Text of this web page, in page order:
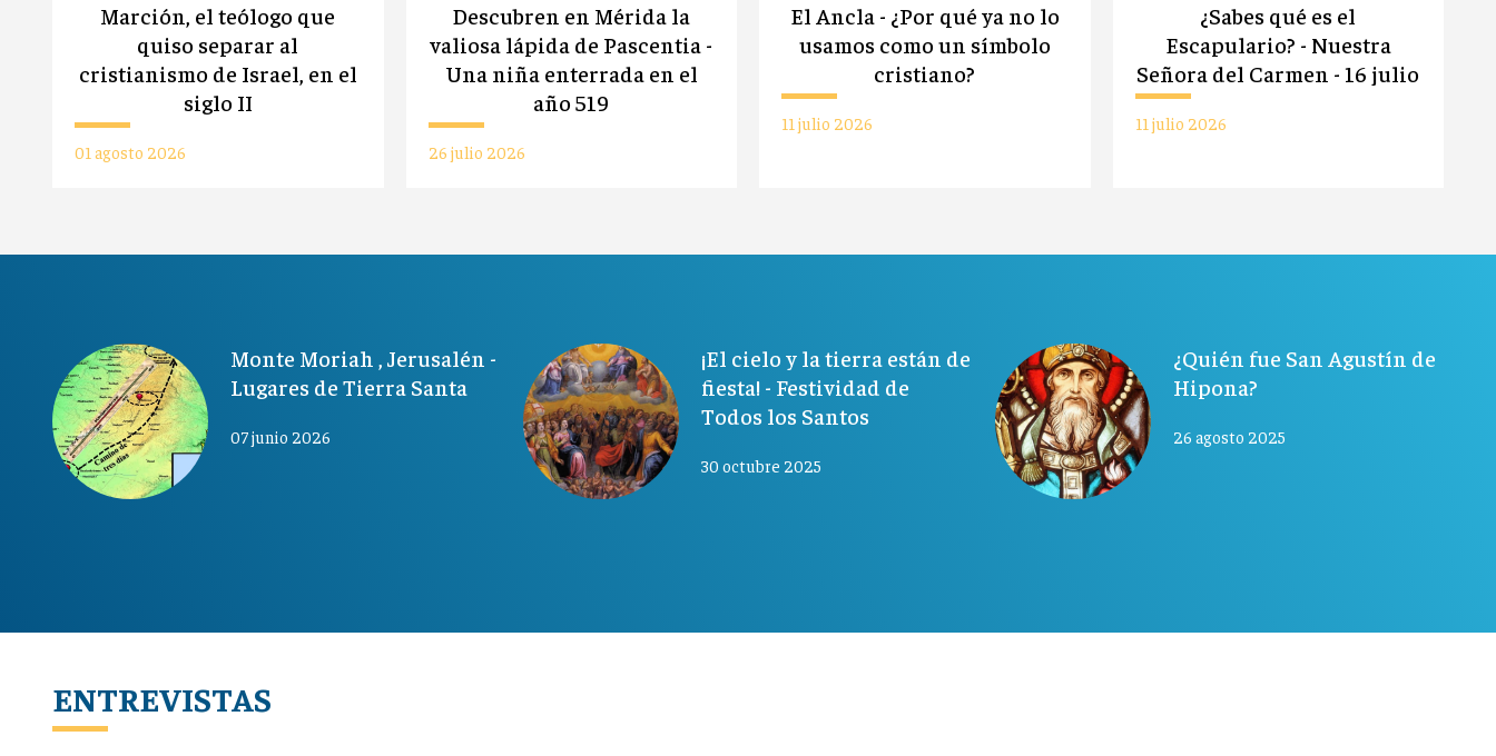
Marción, el teólogo que
quiso separar al
cristianismo de Israel, en el
siglo II
01 agosto 2026
Descubren en Mérida la
valiosa lápida de Pascentia -
Una niña enterrada en el
año 519
26 julio 2026
El Ancla - ¿Por qué ya no lo
usamos como un símbolo
cristiano?
11 julio 2026
¿Sabes qué es el
Escapulario? - Nuestra
Señora del Carmen - 16 julio
11 julio 2026
Monte Moriah , Jerusalén -
Lugares de Tierra Santa
07 junio 2026
¡El cielo y la tierra están de
fiesta! - Festividad de
Todos los Santos
30 octubre 2025
¿Quién fue San Agustín de
Hipona?
26 agosto 2025
ENTREVISTAS